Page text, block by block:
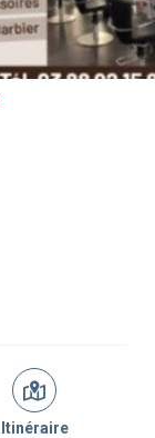
Itinéraire